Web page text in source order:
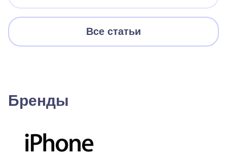
Все статьи
Бренды